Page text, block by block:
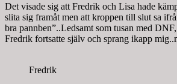
Det visade sig att Fredrik och Lisa hade
slita sig framåt men att kroppen till slut sa
bra pannben”..Ledsamt som tusan med
Fredrik fortsatte själv och sprang ikapp
Fredrik